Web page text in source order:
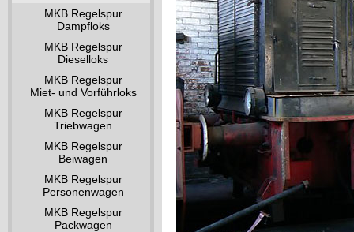
MKB Regelspur
Dampfloks
MKB Regelspur
Dieselloks
MKB Regelspur
Miet- und Vorführloks
MKB Regelspur
Triebwagen
MKB Regelspur
Beiwagen
MKB Regelspur
Personenwagen
MKB Regelspur
Packwagen